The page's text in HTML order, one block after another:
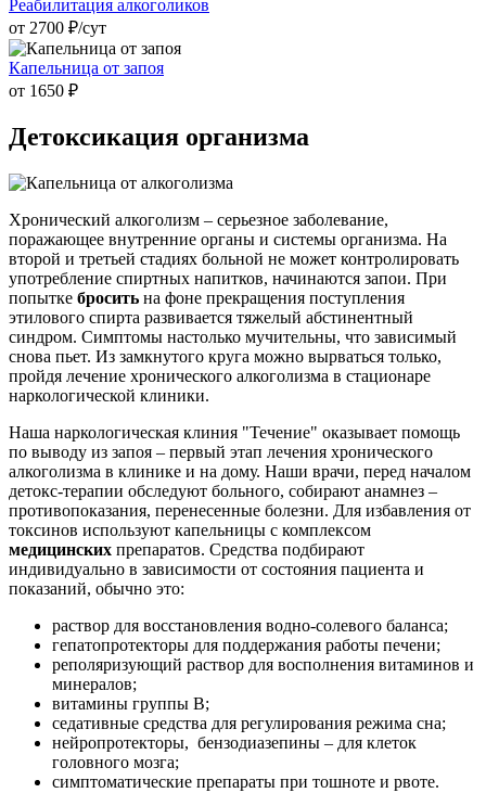
Реабилитация алкоголиков
от 2700 ₽/cут
Капельница от запоя
от 1650 ₽
Детоксикация организма
Хронический алкоголизм – серьезное заболевание,
поражающее внутренние органы и системы организма. На
второй и третьей стадиях больной не может контролировать
употребление спиртных напитков, начинаются запои. При
попытке бросить на фоне прекращения поступления
этилового спирта развивается тяжелый абстинентный
синдром. Симптомы настолько мучительны, что зависимый
снова пьет. Из замкнутого круга можно вырваться только,
пройдя лечение хронического алкоголизма в стационаре
наркологической клиники.
Наша наркологическая клиния "Течение" оказывает помощь
по выводу из запоя – первый этап лечения хронического
алкоголизма в клинике и на дому. Наши врачи, перед началом
детокс-терапии обследуют больного, собирают анамнез –
противопоказания, перенесенные болезни. Для избавления от
токсинов используют капельницы с комплексом
медицинских препаратов. Средства подбирают
индивидуально в зависимости от состояния пациента и
показаний, обычно это:
раствор для восстановления водно-солевого баланса;
гепатопротекторы для поддержания работы печени;
реполяризующий раствор для восполнения витаминов и
минералов;
витамины группы В;
седативные средства для регулирования режима сна;
нейропротекторы, бензодиазепины – для клеток
головного мозга;
симптоматические препараты при тошноте и рвоте.